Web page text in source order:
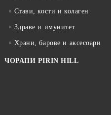
Стави, кости и колаген
Здраве и имунитет
Храни, барове и аксесоари
ЧОРАПИ PIRIN HILL